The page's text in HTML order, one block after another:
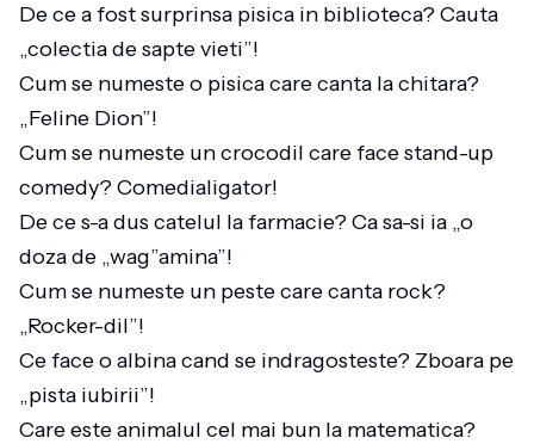
De ce a fost surprinsa pisica in biblioteca? Cauta
„colectia de sapte vieti”!
Cum se numeste o pisica care canta la chitara?
„Feline Dion”!
Cum se numeste un crocodil care face stand-up
comedy? Comedialigator!
De ce s-a dus catelul la farmacie? Ca sa-si ia „o
doza de „wag”amina”!
Cum se numeste un peste care canta rock?
„Rocker-dil”!
Ce face o albina cand se indragosteste? Zboara pe
„pista iubirii”!
Care este animalul cel mai bun la matematica?